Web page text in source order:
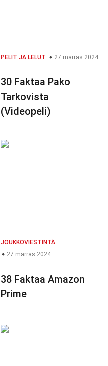
PELIT JA LELUT 27 marras 2024
30 Faktaa Pako
Tarkovista
(Videopeli)
JOUKKOVIESTINTÄ
27 marras 2024
38 Faktaa Amazon
Prime